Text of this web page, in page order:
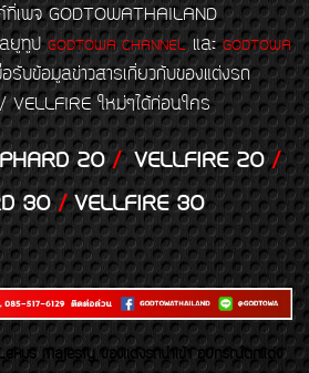
ที่เพจ GODTOWATHAILAND
ลยูทูป GODTOWA CHANNELและGODTOWA
รับข้อมูลข่าวสารเกี่ยวกับของแต่งรถ
VELLFIRE ใหม่ๆได้ก่อนใคร
20/VELLFIRE 20/
30/VELLFIRE 30
Majesty ของเเต่งรถนำเข้า อุปกรณ์ตกแต่ง